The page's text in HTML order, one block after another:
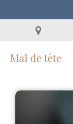
Mal de tête